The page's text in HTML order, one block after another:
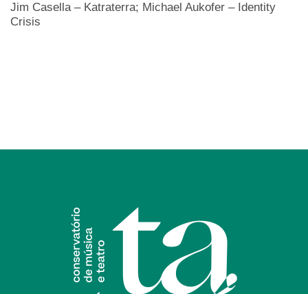
Jim Casella – Katraterra; Michael Aukofer – Identity
Crisis